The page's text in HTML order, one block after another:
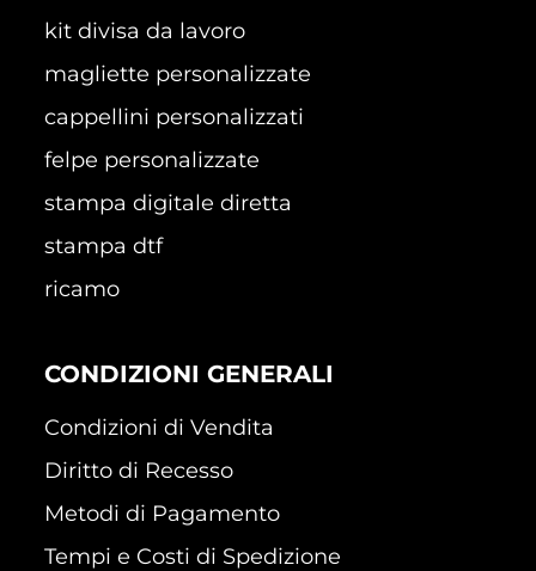
kit divisa da lavoro
magliette personalizzate
cappellini personalizzati
felpe personalizzate
stampa digitale diretta
stampa dtf
ricamo
CONDIZIONI GENERALI
Condizioni di Vendita
Diritto di Recesso
Metodi di Pagamento
Tempi e Costi di Spedizione